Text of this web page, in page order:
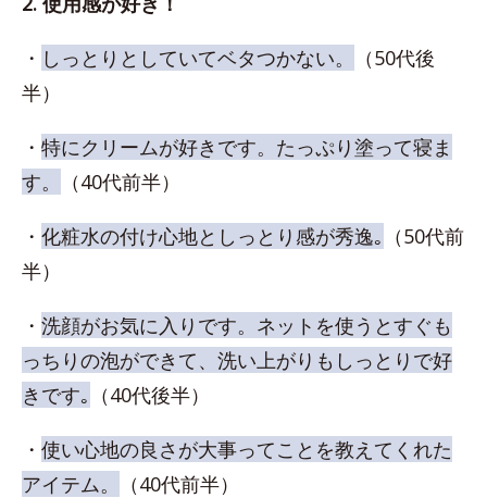
・ しっとりとしていてベタつかない。
（50代後
半）
・ 特にクリームが好きです。たっぷり塗って寝ま
す。
（40代前半）
・ 化粧水の付け心地としっとり感が秀逸｡ （50代前
半）
・ 洗顔がお気に入りです。ネットを使うとすぐも
っちりの泡ができて、洗い上がりもしっとりで好
きです｡ （40代後半）
・ 使い心地の良さが大事ってことを教えてくれた
アイテム。
（40代前半）